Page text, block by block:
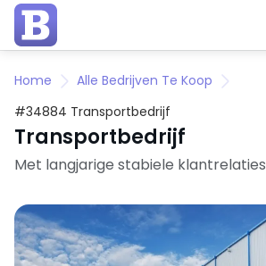
Home
Alle Bedrijven Te Koop
#34884 Transportbedrijf
Transportbedrijf
Met langjarige stabiele klantrelaties